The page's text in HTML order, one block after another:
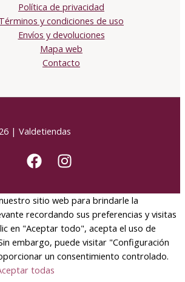
Política de privacidad
Términos y condiciones de uso
Envíos y devoluciones
Mapa web
Contacto
| Valdetiendas
sitio web para brindarle la
recordando sus preferencias y visitas
en "Aceptar todo", acepta el uso de
embargo, puede visitar "Configuración
un consentimiento controlado.
todas